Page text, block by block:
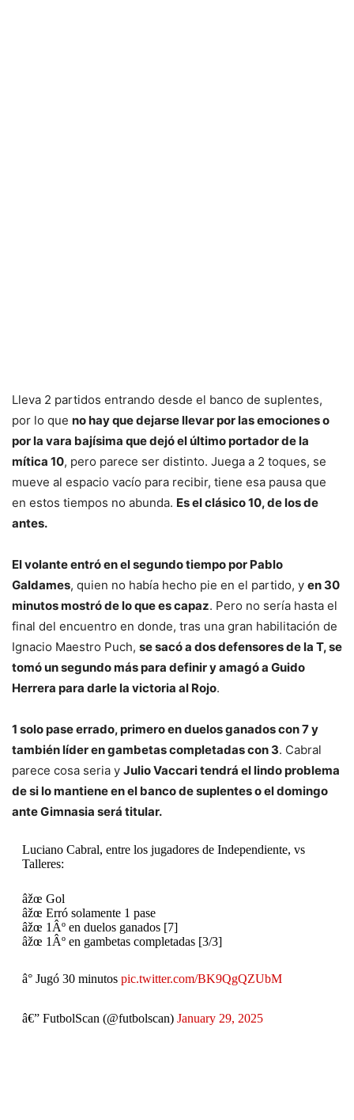
Lleva 2 partidos entrando desde el banco de suplentes,
por lo que no hay que dejarse llevar por las emociones o
por la vara bajísima que dejó el último portador de la
mítica 10, pero parece ser distinto. Juega a 2 toques, se
mueve al espacio vacío para recibir, tiene esa pausa que
en estos tiempos no abunda. Es el clásico 10, de los de
antes.
El volante entró en el segundo tiempo por Pablo
Galdames, quien no había hecho pie en el partido, y en 30
minutos mostró de lo que es capaz. Pero no sería hasta el
final del encuentro en donde, tras una gran habilitación de
Ignacio Maestro Puch, se sacó a dos defensores de la T, se
tomó un segundo más para definir y amagó a Guido
Herrera para darle la victoria al Rojo.
1 solo pase errado, primero en duelos ganados con 7 y
también líder en gambetas completadas con 3. Cabral
parece cosa seria y Julio Vaccari tendrá el lindo problema
de si lo mantiene en el banco de suplentes o el domingo
ante Gimnasia será titular.
Luciano Cabral, entre los jugadores de Independiente, vs
Talleres:
âžœ Gol
âžœ Erró solamente 1 pase
âžœ 1Âº en duelos ganados [7]
âžœ 1Âº en gambetas completadas [3/3]
â° Jugó 30 minutos pic.twitter.com/BK9QgQZUbM
â€” FutbolScan (@futbolscan) January 29, 2025